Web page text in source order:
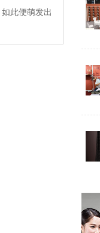
此便萌发出